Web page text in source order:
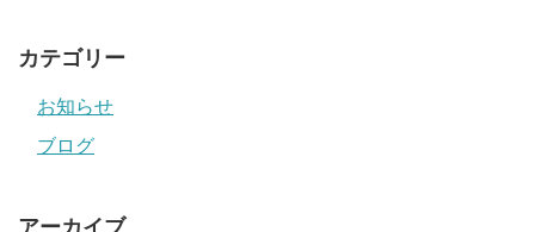
カテゴリー
お知らせ
ブログ
アーカイブ